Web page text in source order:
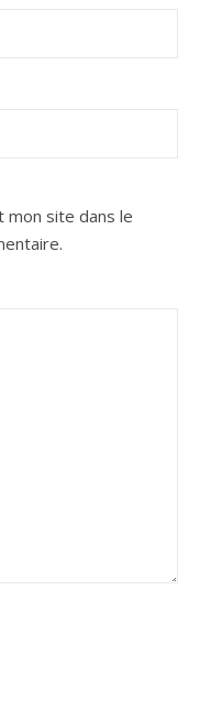
mon site dans le